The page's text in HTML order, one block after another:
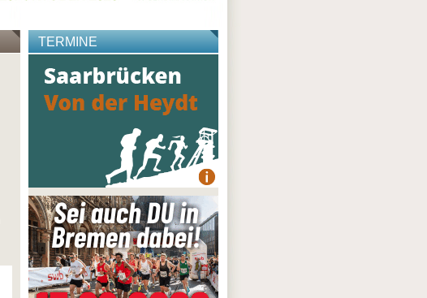
TERMINE